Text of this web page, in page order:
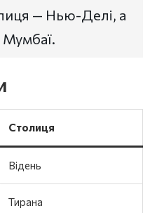
— Нью-Делі, а
Мумбаї.
Столиця
Відень
Тирана